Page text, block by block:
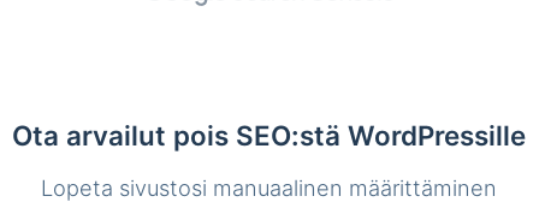
Ota arvailut pois SEO:stä WordPressille
Lopeta sivustosi manuaalinen määrittäminen